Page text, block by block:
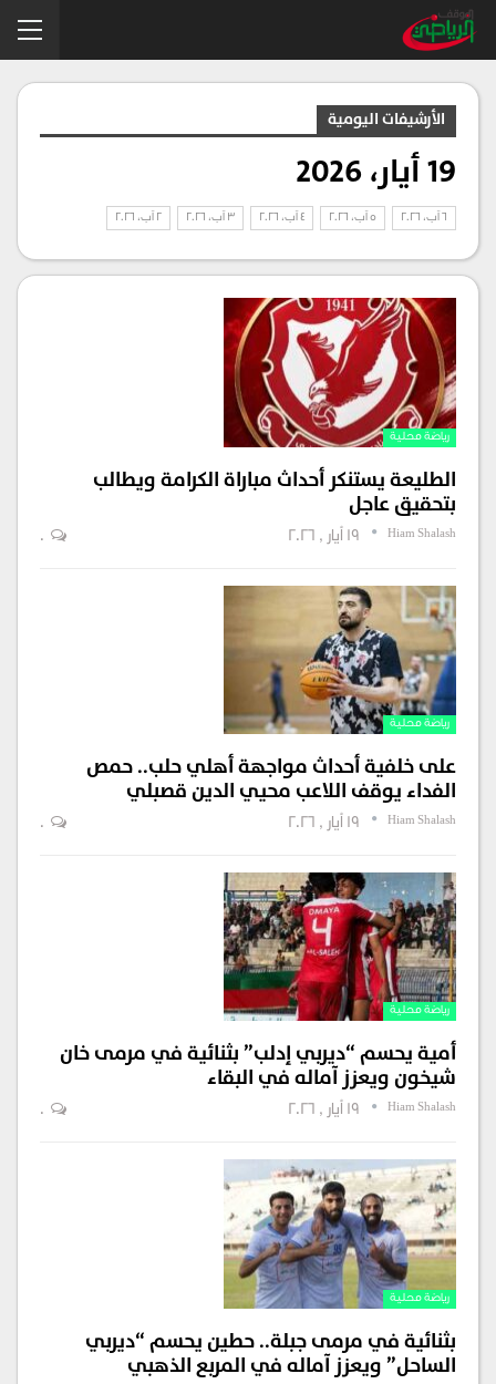
الأرشيفات اليومية
19 أيار، 2026
رياضة محلية
الطليعة يستنكر أحداث مباراة الكرامة ويطالب
بتحقيق عاجل
Hiam Shalash 19 أيار , 2026 0
رياضة محلية
على خلفية أحداث مواجهة أهلي حلب.. حمص
الفداء يوقف اللاعب محيي الدين قصبلي
Hiam Shalash 19 أيار , 2026 0
رياضة محلية
أمية يحسم “ديربي إدلب” بثنائية في مرمى خان
شيخون ويعزز آماله في البقاء
Hiam Shalash 19 أيار , 2026 0
رياضة محلية
بثنائية في مرمى جبلة.. حطين يحسم “ديربي
الساحل” ويعزز آماله في المربع الذهبي